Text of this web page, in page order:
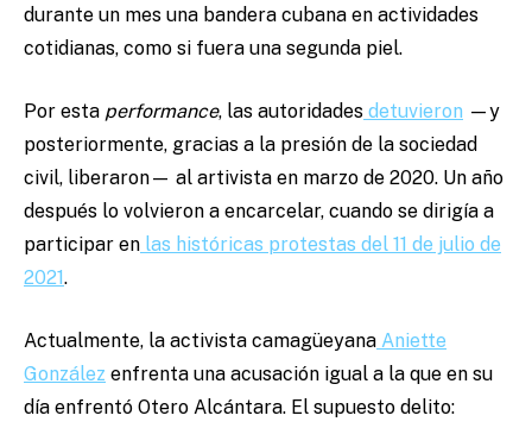
durante un mes una bandera cubana en actividades
cotidianas, como si fuera una segunda piel.
Por esta performance, las autoridades detuvieron —y
posteriormente, gracias a la presión de la sociedad
civil, liberaron— al artivista en marzo de 2020. Un año
después lo volvieron a encarcelar, cuando se dirigía a
participar en las históricas protestas del 11 de julio de
2021.
Actualmente, la activista camagüeyana Aniette
González enfrenta una acusación igual a la que en su
día enfrentó Otero Alcántara. El supuesto delito: